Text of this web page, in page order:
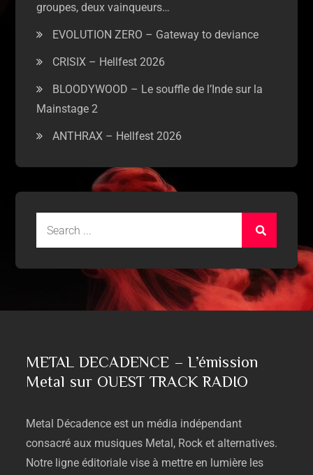
groupes, deux vainqueurs…
EVOLUTION ZERO – Gateway to deviance
CRISIX – Hellfest 2026
BLOODYWOOD – Le souffle de l’Inde sur la
Mainstage 2
ANTHRAX – Hellfest 2026
METAL DECADENCE – L’émission
Metal sur OUEST TRACK RADIO
Metal Décadenceest un média indépendant
consacré aux musiques Metal, Rocket alternatives.
Notre ligneéditorialevise à mettreen lumière les